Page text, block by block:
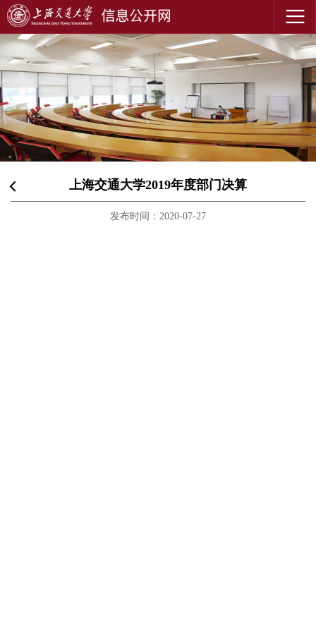
上海交通大学2019年度部门决算
发布时间：2020-07-27